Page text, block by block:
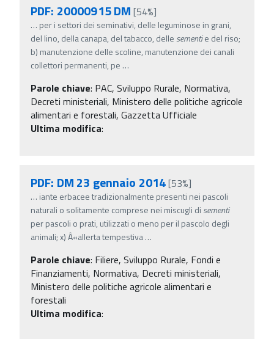
PDF: 20000915 DM [54%]
… per i settori dei seminativi, delle leguminose in grani,
del lino, della canapa, del tabacco, delle sementie del riso;
b) manutenzione delle scoline, manutenzione dei canali
collettori permanenti, pe …
Parole chiave: PAC, Sviluppo Rurale, Normativa,
Decreti ministeriali, Ministero delle politiche agricole
alimentari e forestali, Gazzetta Ufficiale
Ultima modifica:
PDF: DM 23 gennaio 2014[53%]
… iante erbacee tradizionalmente presenti nei pascoli
naturali o solitamente comprese nei miscugli di sementi
per pascoli o prati, utilizzati o meno per il pascolo degli
animali; x) Â«allerta tempestiva…
Parole chiave: Filiere, Sviluppo Rurale, Fondi e
Finanziamenti, Normativa, Decreti ministeriali,
Ministero delle politiche agricole alimentari e
forestali
Ultima modifica: